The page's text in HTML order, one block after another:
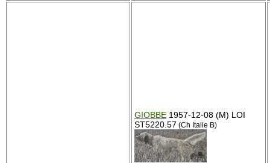
GIOBBE 1957-12-08 (M) LOI
ST5220.57 (Ch Italie B)